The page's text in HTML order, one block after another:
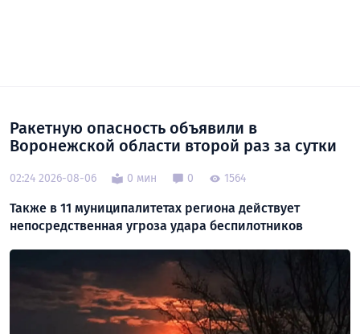
Ракетную опасность объявили в
Воронежской области второй раз за сутки
02:24 2026-08-06 0 мин 0 1564
Также в 11 муниципалитетах региона действует
непосредственная угроза удара беспилотников